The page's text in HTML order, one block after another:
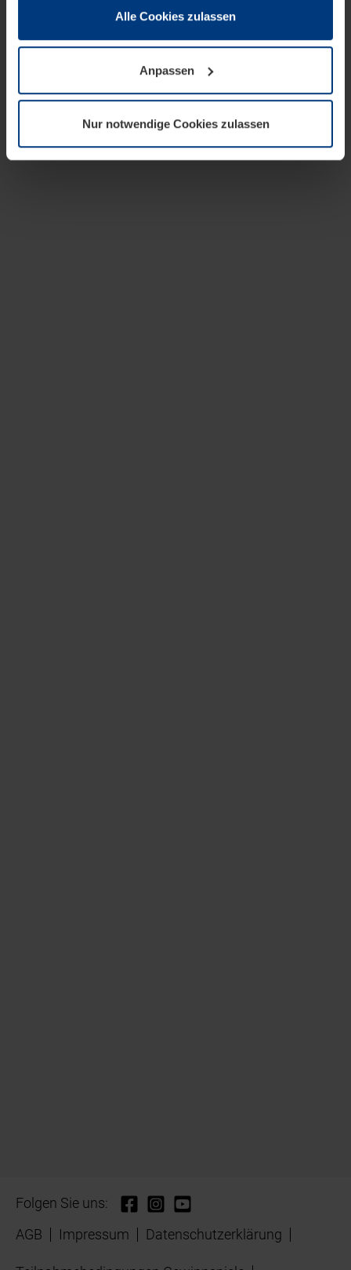
wenn diese für den Betrieb dieser Seite unbedingt
notwendig sind. Für alle anderen Cookie-Typen benötigen
wir Ihre Erlaubnis. Ihre Einwilligung können Sie jederzeit
Datenschutzerklärungunserer Website ändern oder
widerrufen.
Alle Cookies zulassen
Anpassen
Nur notwendige Cookies zulassen
Folgen Sie uns:
AGB
Impressum Datenschutzerklärung